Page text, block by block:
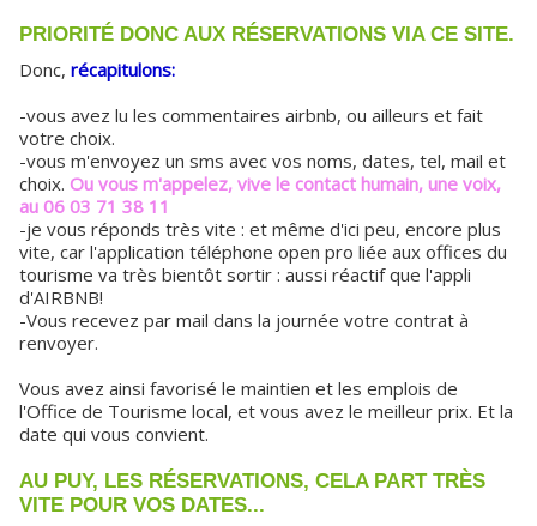
PRIORITÉ DONC AUX RÉSERVATIONS VIA CE SITE.
Donc, récapitulons:
-vous avez lu les commentaires airbnb, ou ailleurs et fait
votre choix.
-vous m'envoyez un sms avec vos noms, dates, tel, mail et
choix. Ou vous m'appelez, vive le contact humain, une voix,
au 06 03 71 38 11
-je vous réponds très vite : et même d'ici peu, encore plus
vite, car l'application téléphone open pro liée aux offices du
tourisme va très bientôt sortir : aussi réactif que l'appli
d'AIRBNB!
-Vous recevez par mail dans la journée votre contrat à
renvoyer.
Vous avez ainsi favorisé le maintien et les emplois de
l'Office de Tourisme local, et vous avez le meilleur prix. Et la
date qui vous convient.
AU PUY, LES RÉSERVATIONS, CELA PART TRÈS
VITE POUR VOS DATES...